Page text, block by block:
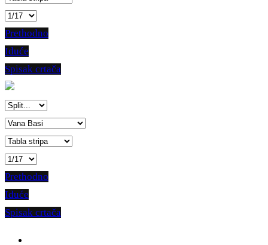
Prethodno
Iduće
Spisak crtača
Prethodno
Iduće
Spisak crtača